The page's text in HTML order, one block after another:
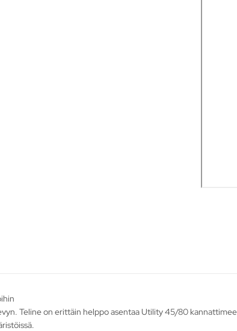
Teline on erittäin helppo asentaa Utility 45/80